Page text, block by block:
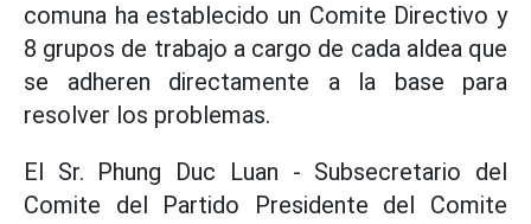
comuna ha establecido un Comite Directivo y
8 grupos de trabajo a cargo de cada aldea que
se adheren directamente a la base para
resolver los problemas.
El Sr. Phung Duc Luan - Subsecretario del
Comite del Partido Presidente del Comite